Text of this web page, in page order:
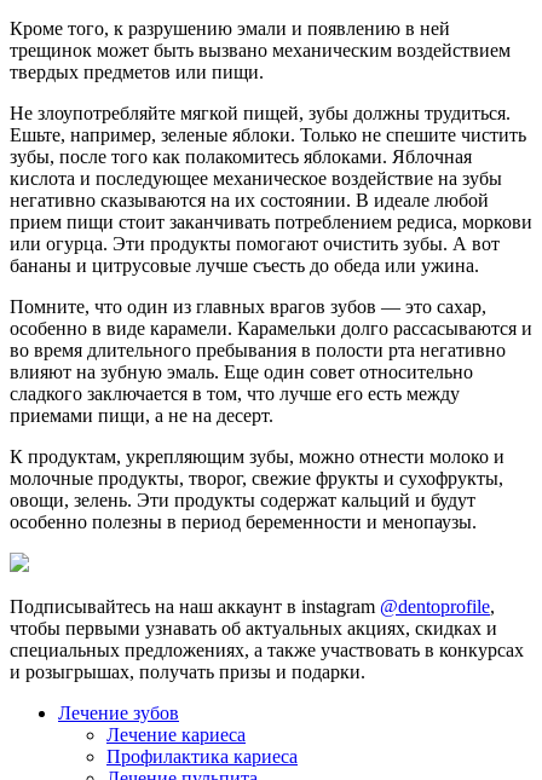
Кроме того, к разрушению эмали и появлению в ней
трещинок может быть вызвано механическим воздействием
твердых предметов или пищи.
Не злоупотребляйте мягкой пищей, зубы должны трудиться.
Ешьте, например, зеленые яблоки. Только не спешите чистить
зубы, после того как полакомитесь яблоками. Яблочная
кислота и последующее механическое воздействие на зубы
негативно сказываются на их состоянии. В идеале любой
прием пищи стоит заканчивать потреблением редиса, моркови
или огурца. Эти продукты помогают очистить зубы. А вот
бананы и цитрусовые лучше съесть до обеда или ужина.
Помните, что один из главных врагов зубов — это сахар,
особенно в виде карамели. Карамельки долго рассасываются и
во время длительного пребывания в полости рта негативно
влияют на зубную эмаль. Еще один совет относительно
сладкого заключается в том, что лучше его есть между
приемами пищи, а не на десерт.
К продуктам, укрепляющим зубы, можно отнести молоко и
молочные продукты, творог, свежие фрукты и сухофрукты,
овощи, зелень. Эти продукты содержат кальций и будут
особенно полезны в период беременности и менопаузы.
Подписывайтесь на наш аккаунт в instagram @dentoprofile,
чтобы первыми узнавать об актуальных акциях, скидках и
специальных предложениях, а также участвовать в конкурсах
и розыгрышах, получать призы и подарки.
Лечение зубов
Лечение кариеса
Профилактика кариеса